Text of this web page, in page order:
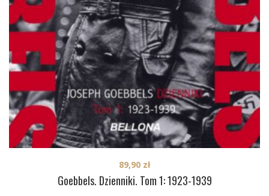
Goebbels. Dzienniki. Tom 1: 1923-1939
89,90 zł